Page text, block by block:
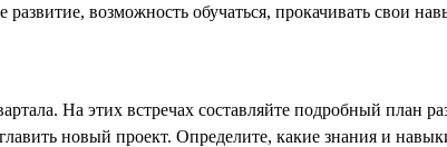
возможность обучаться, прокачивать свои
На этих встречах составляйте подробный план
новый проект. Определите, какие знания и